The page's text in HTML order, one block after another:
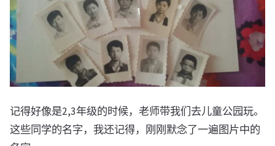
记得好像是2,3年级的时候，老师带我们去儿童公园玩。
这些同学的名字，我还记得，刚刚默念了一遍图片中的